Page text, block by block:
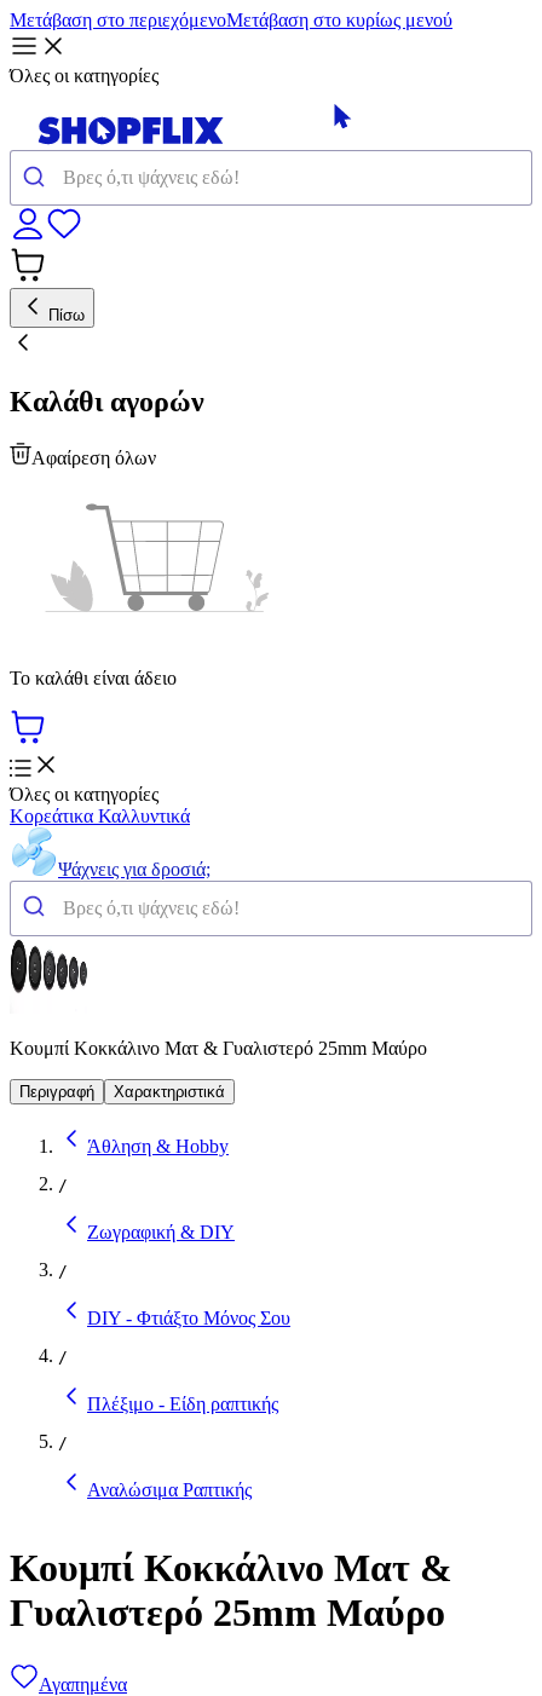
Μετάβαση στο περιεχόμενοΜετάβαση στο κυρίως μενού
Όλες οι κατηγορίες
Πίσω
Καλάθι αγορών
Αφαίρεση όλων
Το καλάθι είναι άδειο
Όλες οι κατηγορίες
Κορεάτικα Καλλυντικά
Ψάχνεις για δροσιά;
Κουμπί Κοκκάλινο Ματ & Γυαλιστερό 25mm Μαύρο
Περιγραφή Χαρακτηριστικά
Άθληση & Hobby
/
Ζωγραφική & DIY
/
DIY - Φτιάξτο Μόνος Σου
/
Πλέξιμο - Είδη ραπτικής
/
Αναλώσιμα Ραπτικής
Κουμπί Κοκκάλινο Ματ &
Γυαλιστερό 25mm Μαύρο
Αγαπημένα